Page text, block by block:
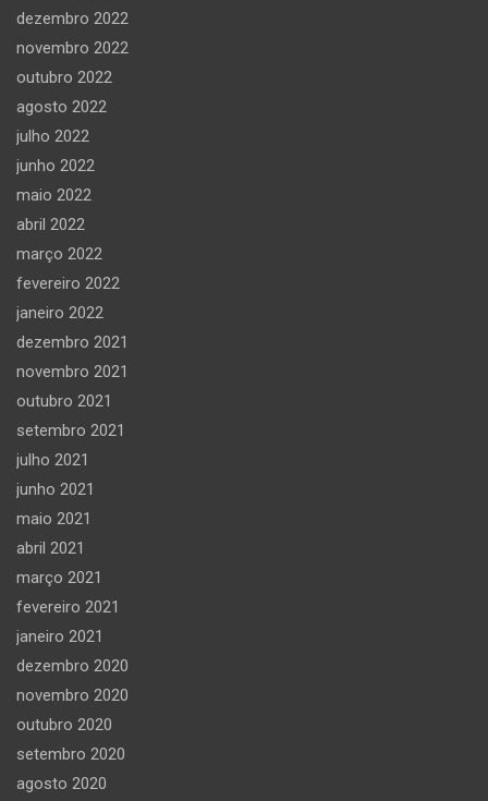
dezembro 2022
novembro 2022
outubro 2022
agosto 2022
julho 2022
junho 2022
maio 2022
abril 2022
março 2022
fevereiro 2022
janeiro 2022
dezembro 2021
novembro 2021
outubro 2021
setembro 2021
julho 2021
junho 2021
maio 2021
abril 2021
março 2021
fevereiro 2021
janeiro 2021
dezembro 2020
novembro 2020
outubro 2020
setembro 2020
agosto 2020